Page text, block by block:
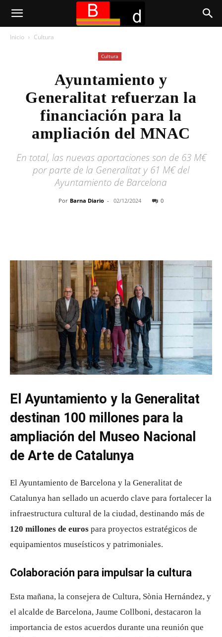
Inicio Cultura
Cultura
Ayuntamiento y
Generalitat refuerzan la
financiación para la
ampliación del MNAC
En total, las nuevas aportaciones son de 63 M€
por parte de la Generalitat y 61 M€ del
Ayuntamiento de Barcelona
Por Barna Diario - 02/12/2024 0
El Ayuntamiento y la Generalitat
destinan 100 millones para la
ampliación del Museo Nacional
de Arte de Catalunya
El Ayuntamiento de Barcelona y la Generalitat de
Catalunya han sellado un acuerdo clave para fortalecer la
infraestructura cultural de la ciudad, destinando más de
120 millones de euros para proyectos estratégicos de
equipamientos museísticos y patrimoniales.
Colaboración para impulsar la cultura
Esta mañana, la consejera de Cultura, Sònia Hernández, y
el alcalde de Barcelona, Jaume Collboni, destacaron la
importancia de estos acuerdos durante una reunión que